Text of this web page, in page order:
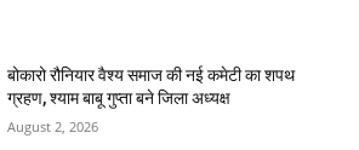
बोकारो रौनियार वैश्य समाज की नई कमेटी का शपथ
ग्रहण, श्याम बाबू गुप्ता बने जिला अध्यक्ष
August 2, 2026